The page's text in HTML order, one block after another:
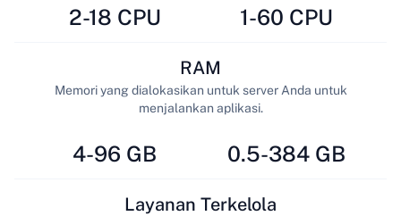
2-18 CPU 1-60 CPU
4-96 GB
RAM
Memori yang dialokasikan untuk server Anda untuk
menjalankan aplikasi.
0.5-384 GB
Layanan Terkelola